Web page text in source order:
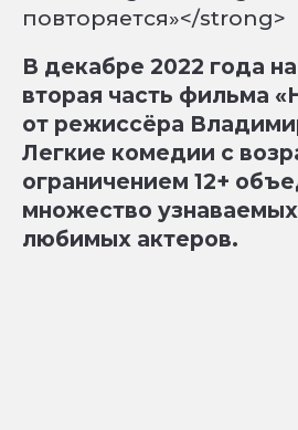
В декабре 2022 года
вторая часть фильма
от режиссёра
Легкие комедии с
ограничением 12+
множество
любимых актеров.